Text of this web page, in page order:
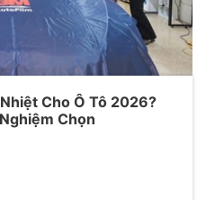
Cho Ô Tô 2026?
Chọn